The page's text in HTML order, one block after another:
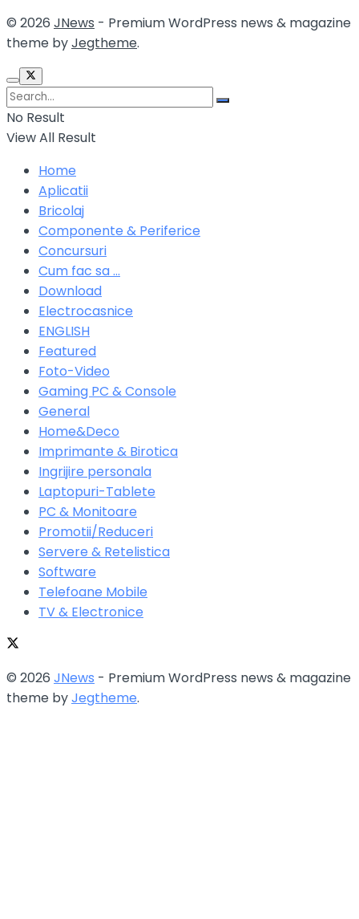
© 2026 JNews - Premium WordPress news & magazine
theme byJegtheme.
No Result
View All Result
Home
Aplicatii
Bricolaj
Componente & Periferice
Concursuri
Cum fac sa …
Download
Electrocasnice
ENGLISH
Featured
Foto-Video
Gaming PC & Console
General
Home&Deco
Imprimante & Birotica
Ingrijire personala
Laptopuri-Tablete
PC & Monitoare
Promotii/Reduceri
Servere & Retelistica
Software
Telefoane Mobile
TV & Electronice
© 2026 JNews - Premium WordPress news & magazine
theme byJegtheme.